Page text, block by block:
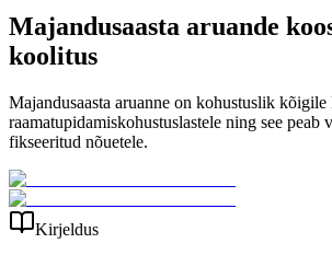
Majandusaasta aruande
koolitus
Majandusaasta aruanne on kohustuslik kõigile
raamatupidamiskohustuslastele ning see peab
fikseeritud nõuetele.
Kirjeldus